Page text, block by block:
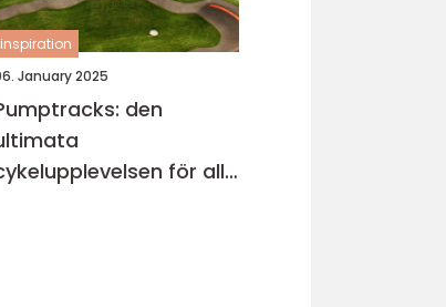
inspiration
January 2025
den
för alla